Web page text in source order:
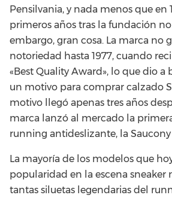
Pensilvania, y nada menos que en
primeros años tras la fundación
embargo, gran cosa. La marca no
notoriedad hasta 1977, cuando
«Best Quality Award», lo que dio a
un motivo para comprar calzado
motivo llegó apenas tres años
marca lanzó al mercado la
running antideslizante, la Saucony
La mayoría de los modelos que
popularidad en la escena sneaker
tantas siluetas legendarias del